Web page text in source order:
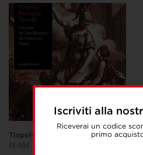
Iscriviti alla
Riceverai un codice
primo
Tiepolo, Piazzetta, Novelli
35,00€